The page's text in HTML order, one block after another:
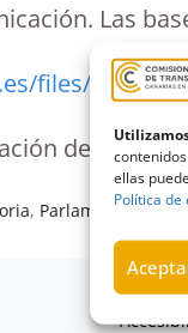
ellas
Política de
Las
files/pub/
de
, Parlamento de
© 2026